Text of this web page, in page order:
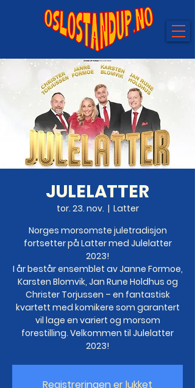
JULELATTER
tor. 23. nov.
  |
Latter
Norges morsomste juletradisjon
fortsetter på Latter med Julelatter
2023!
I år består ensemblet av Janne Formoe,
Karsten Blomvik, Jan Rune Holdhus og
Christer Torjussen – en fantastisk
kvartett med komikere som garantert
vil lage en variert og morsom
forestilling. Velkommen til Julelatter
2023!
Registreringen er lukket